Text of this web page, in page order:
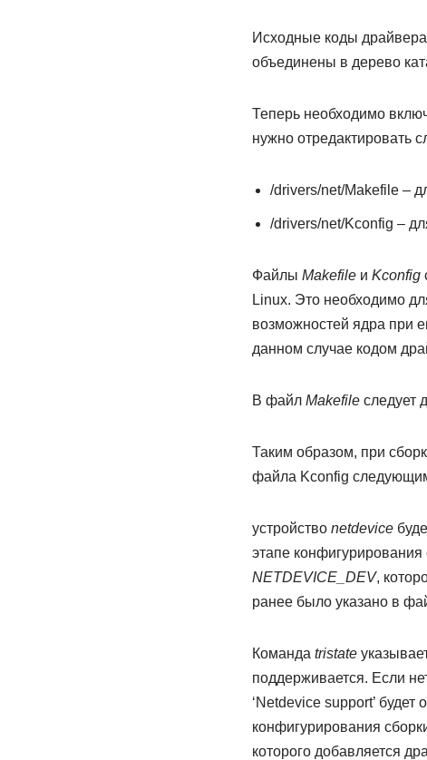
Исходные коды
объединены в дерево
Теперь необходимо
нужно отредактировать
/drivers/net/Makefile –
/drivers/net/Kconfig –
Файлы Makefileи Kconfig
Linux. Это необходимо
возможностей ядра при
данном случае кодом
В файл Makefileследует
Таким образом, при
файла Kconfig
устройство netdevice
этапе
NETDEVICE_DEV,
ранее было указано в
Команда tristate
поддерживается. Если
‘Netdevice support’
конфигурирования
которого добавляется